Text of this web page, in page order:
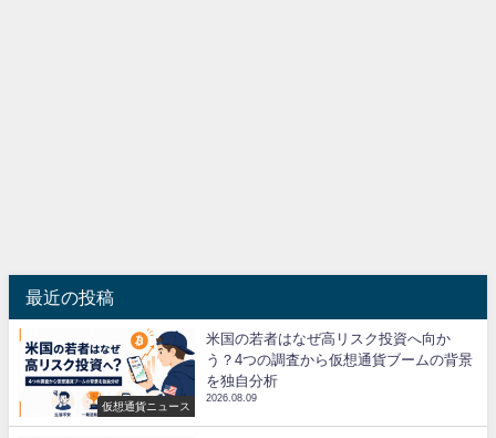
最近の投稿
仮想通貨ニュース
米国の若者はなぜ高リスク投資へ向か
う？4つの調査から仮想通貨ブームの背景
を独自分析
2026.08.09